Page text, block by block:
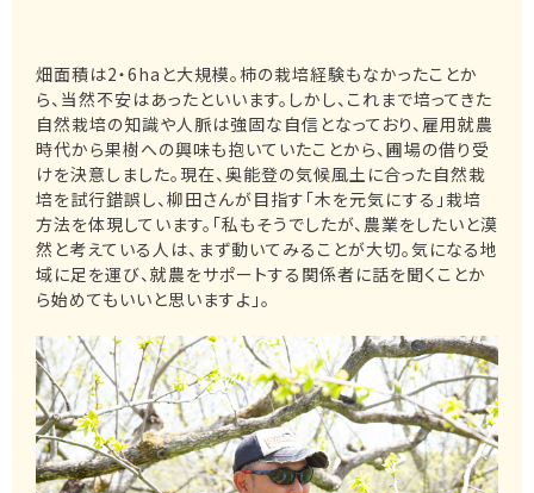
畑面積は2・6haと大規模。柿の栽培経験もなかったことか
ら、当然不安はあったといいます。しかし、これまで培ってきた
自然栽培の知識や人脈は強固な自信となっており、雇用就農
時代から果樹への興味も抱いていたことから、圃場の借り受
けを決意しました。現在、奥能登の気候風土に合った自然栽
培を試行錯誤し、柳田さんが目指す「木を元気にする」栽培
方法を体現しています。「私もそうでしたが、農業をしたいと漠
然と考えている人は、まず動いてみることが大切。気になる地
域に足を運び、就農をサポートする関係者に話を聞くことか
ら始めてもいいと思いますよ」。